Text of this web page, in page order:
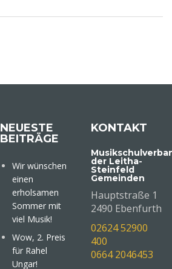
NEUESTE
BEITRÄGE
Wir wünschen
einen
erholsamen
Sommer mit
viel Musik!
Wow, 2. Preis
für Rahel
Ungar!
KONTAKT
der Leitha-
Steinfeld
Gemeinden
Hauptstraße 1
2490 Ebenfurth
02624 52900
400
0664 2046453